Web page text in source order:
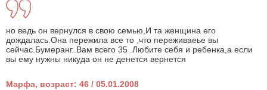
но ведь он вернулся в свою семью,И та женщина его
дождалась.Она пережила все то ,что переживаеье вы
сейчас.Бумеранг..Вам всего 35 .Любите себя и ребенка,а если
вы ему нужны никуда он не денется вернется
Марфа, возраст: 46 / 05.01.2008